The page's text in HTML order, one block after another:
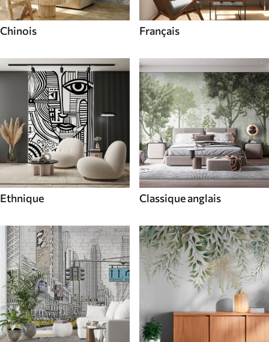
Chinois Français
Ethnique Classique anglais